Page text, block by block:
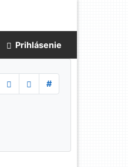
Prihlásenie
#